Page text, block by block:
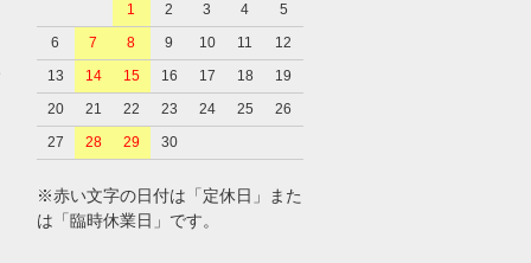
1
2 3 4
5
6
7 8 9 10 11
12
13
14 15 16 17 18
19
20
21 22 23 24 25
26
27
28 29 30
※赤い文字の日付は「定休日」また
は「臨時休業日」です。